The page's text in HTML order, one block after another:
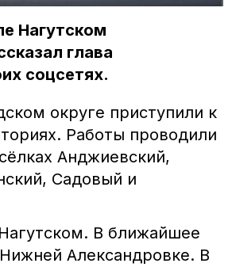
Нагутском
глава
соцсетях.
округе приступили к
Работы проводили
Анджиевский,
Садовый и
В ближайшее
Александровке. В